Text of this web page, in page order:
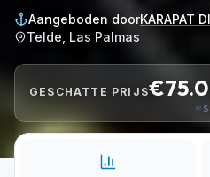
Aangeboden doorKARAPAT
Telde, Las Palmas
GESCHATTE PRIJS
≈